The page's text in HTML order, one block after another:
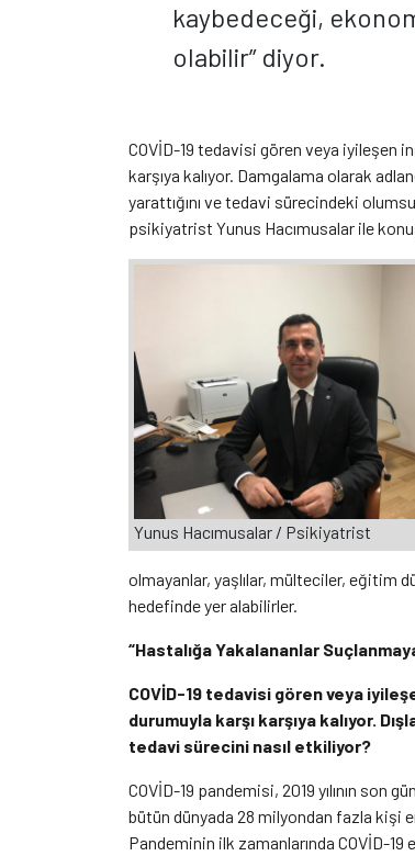
kaybedeceği,
olabilir” diyor.
COVİD-19 tedavisi gören veya iyileşen
karşıya kalıyor. Damgalama olarak
yarattığını ve tedavi sürecindeki
psikiyatrist Yunus Hacımusalar ile
Yunus Hacımusalar / Psikiyatrist
olmayanlar, yaşlılar, mülteciler, eğitim
hedefinde yer alabilirler.
“Hastalığa Yakalananlar
COVİD-19 tedavisi gören veya
durumuyla karşı karşıya kalıyor.
tedavi sürecini nasıl etkiliyor?
COVİD-19 pandemisi, 2019 yılının son
bütün dünyada 28 milyondan fazla kişi
Pandeminin ilk zamanlarında COVİD-